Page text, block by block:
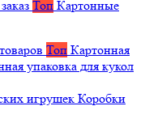
Топ Картонные
Топ Картонная
упаковка для кукол
игрушек Коробки